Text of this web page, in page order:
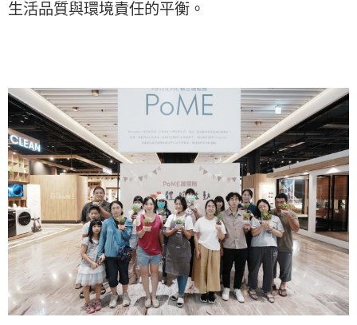
生活品質與環境責任的平衡。